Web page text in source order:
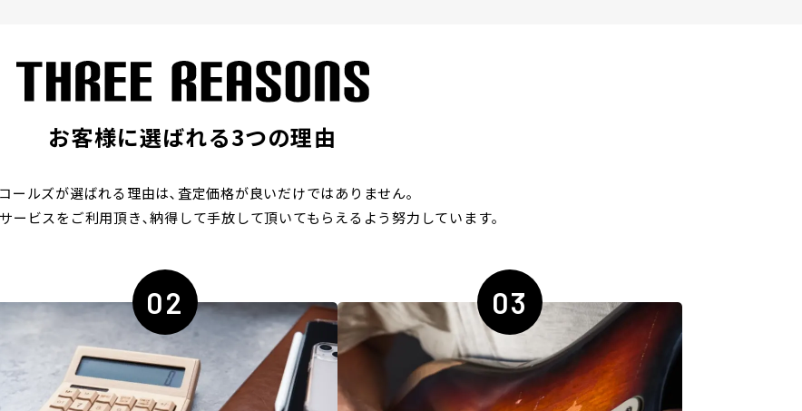
お客様に選ばれる3つの理由
ールズが選ばれる理由は､査定価格が良いだけではありません｡
ービスをご利用頂き､納得して手放して頂いてもらえるよう努力しています｡
02 03